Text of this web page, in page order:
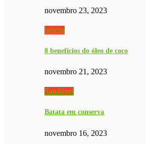
novembro 23, 2023
beleza
8 benefícios do óleo de coco
novembro 21, 2023
Saudável
Batata em conserva
novembro 16, 2023